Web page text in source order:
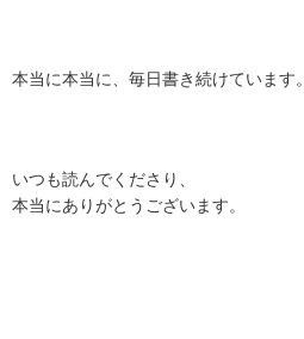
本当に本当に、毎日書き続けています。
いつも読んでくださり、
本当にありがとうございます。